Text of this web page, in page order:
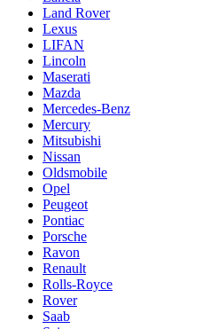
Land Rover
Lexus
LIFAN
Lincoln
Maserati
Mazda
Mercedes-Benz
Mercury
Mitsubishi
Nissan
Oldsmobile
Opel
Peugeot
Pontiac
Porsche
Ravon
Renault
Rolls-Royce
Rover
Saab